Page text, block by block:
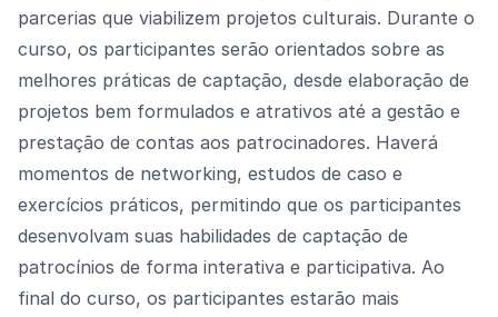
parcerias que viabilizem projetos culturais. Durante o
curso, os participantes serão orientados sobre as
melhores práticas de captação, desde elaboração de
projetos bem formulados e atrativos até a gestão e
prestação de contas aos patrocinadores. Haverá
momentos de networking, estudos de caso e
exercícios práticos, permitindo que os participantes
desenvolvam suas habilidades de captação de
patrocínios de forma interativa e participativa. Ao
final do curso, os participantes estarão mais